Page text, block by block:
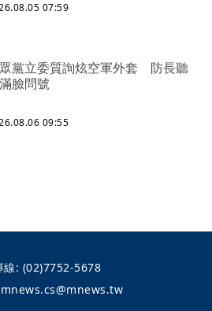
07:59
黨立委質詢炫空軍外套 防長聽
臉問號
09:55
線: (02)7752-5678
mnews.cs@mnews.tw